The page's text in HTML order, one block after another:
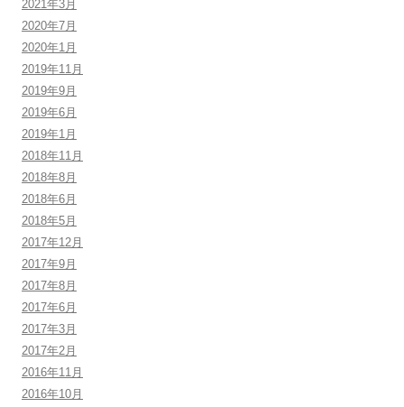
2021年3月
2020年7月
2020年1月
2019年11月
2019年9月
2019年6月
2019年1月
2018年11月
2018年8月
2018年6月
2018年5月
2017年12月
2017年9月
2017年8月
2017年6月
2017年3月
2017年2月
2016年11月
2016年10月